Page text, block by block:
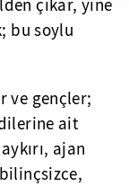
çıkar, yine
bu soylu
ve gençler;
ait
ajan